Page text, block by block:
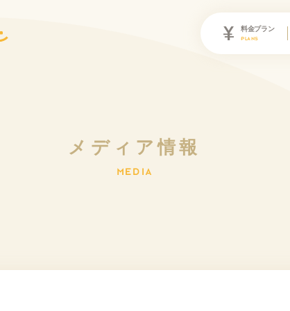
料金プラン
PLANS
メ デ ィ ア情報
M E D I A